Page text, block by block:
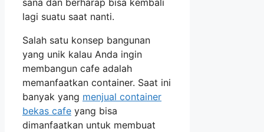
sana dan berharap bisa kembali
lagi suatu saat nanti.
Salah satu konsep bangunan
yang unik kalau Anda ingin
membangun cafe adalah
memanfaatkan container. Saat ini
banyak yang menjual container
bekas cafe yang bisa
dimanfaatkan untuk membuat